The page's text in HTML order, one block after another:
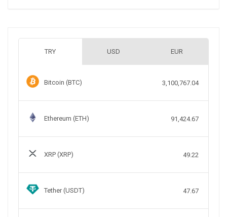
TRY USD EUR
Bitcoin (BTC) 3,100,767.04
Ethereum (ETH) 91,424.67
XRP (XRP) 49.22
Tether (USDT) 47.67